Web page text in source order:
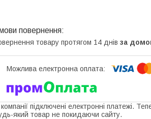
товару протягом 14 днів за
підключені електронні платежі.
який товар не покидаючи сайту.